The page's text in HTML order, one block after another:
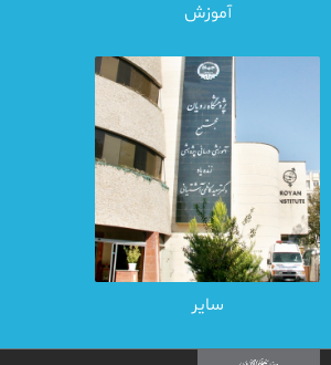
آموزش
سایر